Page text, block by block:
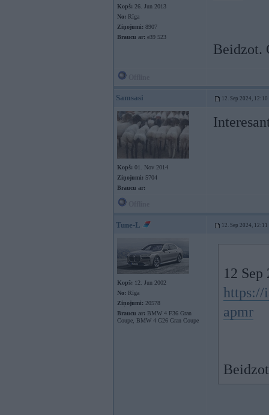
Kopš: 26. Jun 2013
No: Rīga
Ziņojumi: 8907
Braucu ar: e39 523
Beidzot.
Samsasi 12. Sep 2024, 12:10
Kopš: 01. Nov 2014
Ziņojumi: 5704
Braucu ar:
Tune-L 12. Sep 2024, 12:11
Kopš: 12. Jun 2002
No: Rīga
Ziņojumi: 20578
Braucu ar: BMW 4 F36 Gran
Coupe, BMW 4 G26 Gran Coupe
12
https://
apmr